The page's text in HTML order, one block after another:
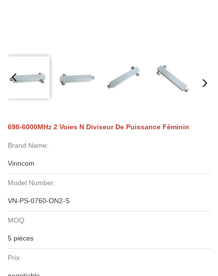
698-6000MHz 2 Voies N Diviseur De Puissance Féminin
Brand Name:
Vinncom
Model Number:
VN-PS-0760-ON2-S
MOQ:
5 pièces
Prix: